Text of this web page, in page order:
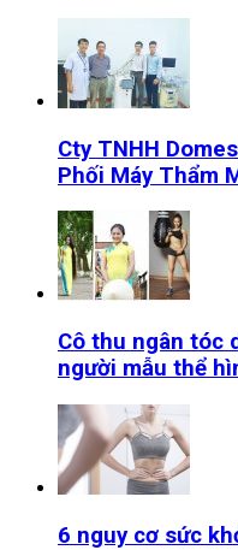
Cty TNHH
Phối Máy Thẩm
Cô thu ngân tóc
người mẫu thể
6 nguy cơ sức